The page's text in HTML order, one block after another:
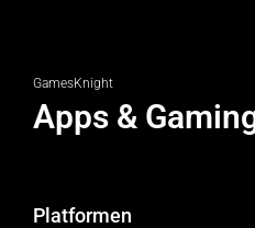
GamesKnight
Apps &
Platformen